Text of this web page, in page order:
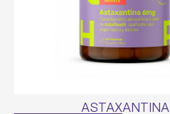
ASTAXANTINA